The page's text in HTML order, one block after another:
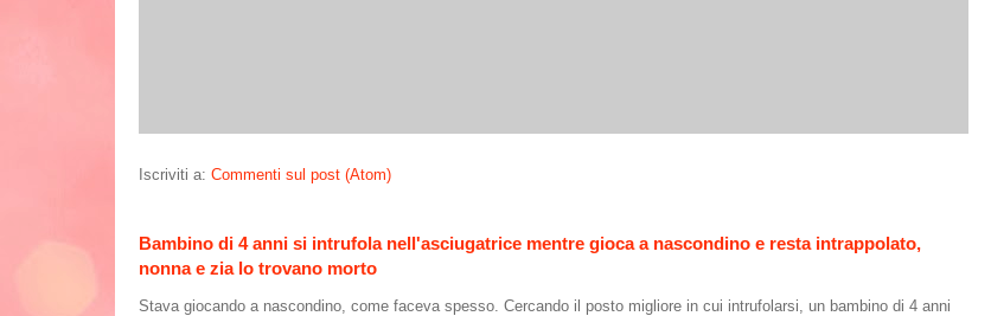
Iscriviti a: Commenti sul post (Atom)
Bambino di 4 anni si intrufola nell'asciugatrice mentre gioca a nascondino e resta intrappolato,
nonna e zia lo trovano morto
Stava giocando a nascondino, come faceva spesso. Cercando il posto migliore in cui intrufolarsi, un bambino di 4 anni